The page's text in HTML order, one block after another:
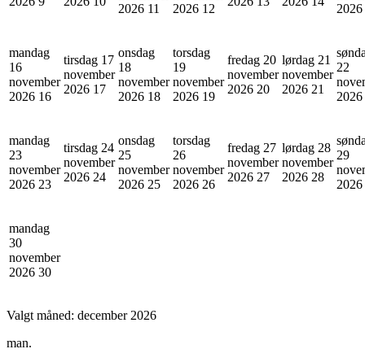
2026 11
2026 12
2026
mandag
16
november
2026 16
tirsdag 17
november
2026 17
onsdag
18
november
2026 18
torsdag
19
november
2026 19
fredag 20
november
2026 20
lørdag 21
november
2026 21
22
2026
mandag
23
november
2026 23
tirsdag 24
november
2026 24
onsdag
25
november
2026 25
torsdag
26
november
2026 26
fredag 27
november
2026 27
lørdag 28
november
2026 28
29
2026
mandag
30
november
2026 30
Valgt måned: december 2026
man.